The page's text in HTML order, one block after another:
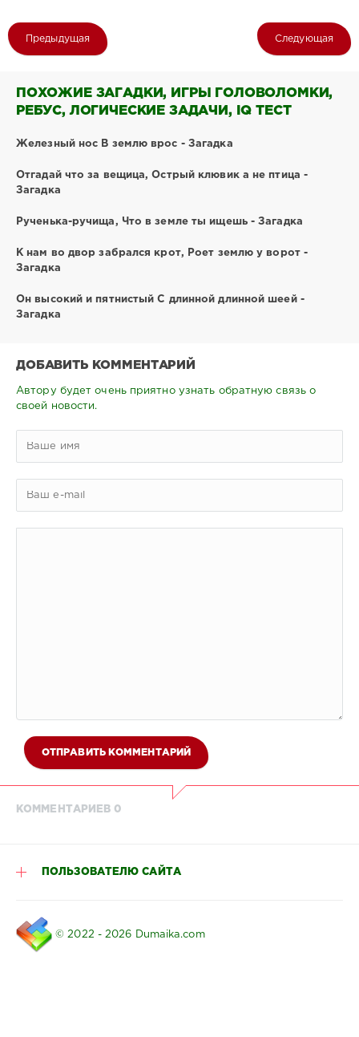
Предыдущая Следующая
ПОХОЖИЕ ЗАГАДКИ, ИГРЫ ГОЛОВОЛОМКИ,
РЕБУС, ЛОГИЧЕСКИЕ ЗАДАЧИ, IQ ТЕСТ
Железный нос В землю врос - Загадка
Отгадай что за вещица, Острый клювик а не птица -
Загадка
Рученька-ручища, Что в земле ты ищешь - Загадка
К нам во двор забрался крот, Роет землю у ворот -
Загадка
Он высокий и пятнистый С длинной длинной шеей -
Загадка
ДОБАВИТЬ КОММЕНТАРИЙ
Автору будет очень приятно узнать обратную связь о
своей новости.
ОТПРАВИТЬ КОММЕНТАРИЙ
КОММЕНТАРИЕВ 0
ПОЛЬЗОВАТЕЛЮ САЙТА
© 2022 - 2026 Dumaika.com